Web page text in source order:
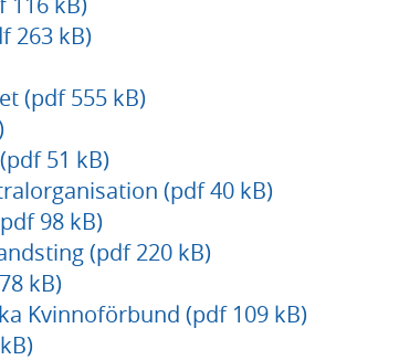
263 kB)
(pdf 555 kB)
51 kB)
(pdf 40 kB)
98 kB)
(pdf 220 kB)
kB)
Kvinnoförbund (pdf 109 kB)